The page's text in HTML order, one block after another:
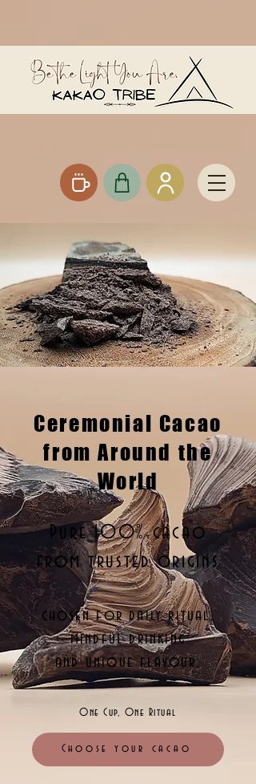
Ceremonial Cacao
from Around the
World
Pure 100% cacao
from trusted origins
chosen for daily ritual,
mindful drinking
and unique flavour.
One Cup, One Ritual
Choose your cacao